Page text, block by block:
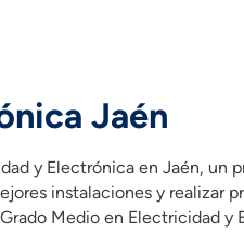
Jaén
y Electrónica en Jaén,
instalaciones y realizar
Medio en Electricidad